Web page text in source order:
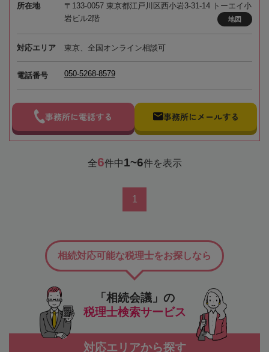
所在地
〒133-0057 東京都江戸川区西小岩3-31-14 トーエイ小
岩ビル2階
地図
対応エリア 東京、全国オンライン相談可
電話番号 050-5268-8579
事務所に電話する 事務所にメールする
全6件中1~6件を表示
1
「相続会議」の
税理士検索サービス
相続対応可能な税理士をお探しなら
対応エリアから探す